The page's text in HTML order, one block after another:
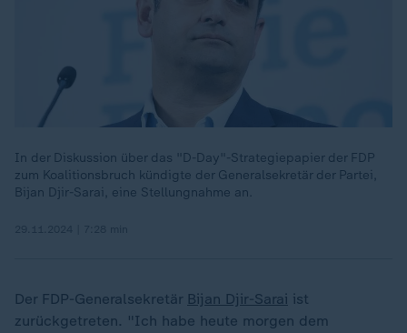
In der Diskussion über das "D-Day"-Strategiepapier der FDP
zum Koalitionsbruch kündigte der Generalsekretär der Partei,
Bijan Djir-Sarai, eine Stellungnahme an.
Der FDP-Generalsekretär Bijan Djir-Sarai ist
zurückgetreten. "Ich habe heute morgen dem